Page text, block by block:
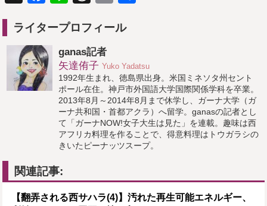
ライタープロフィール
ganas記者
矢達侑子 Yuko Yadatsu
1992年生まれ、徳島県出身。米国ミネソタ州セント
ポール在住。神戸市外国語大学国際関係学科を卒業。
2013年8月～2014年8月まで休学し、ガーナ大学（ガ
ーナ共和国・首都アクラ）へ留学。ganasの記者とし
て「ガーナNOW!女子大生は見た」を連載。趣味は西
アフリカ料理を作ることで、得意料理はトウガラシの
きいたピーナッツスープ。
関連記事:
【翻弄される西サハラ(4)】汚れた再生可能エネルギー、